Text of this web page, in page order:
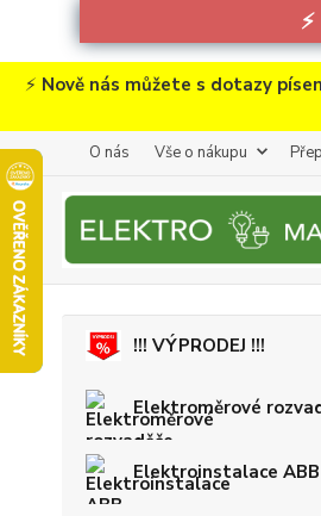
⚡
⚡ Nově nás můžete s dotazy
O nás Vše o nákupu
!!! VÝPRODEJ !!!
Elektroměrové
Elektroinstalace ABB